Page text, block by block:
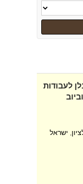
לעבודות
ישראל